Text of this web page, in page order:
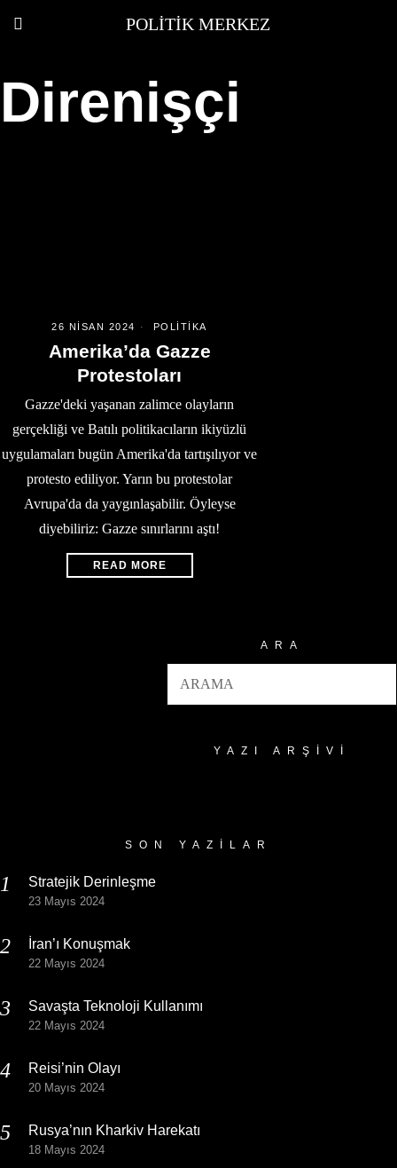
POLITIK MERKEZ
Direnişçi
26 NISAN 2024 POLITIKA
Amerika’da Gazze
Protestoları
Gazze'deki yaşanan zalimce olayların
gerçekliği ve Batılı politikacıların ikiyüzlü
uygulamaları bugün Amerika'da tartışılıyor ve
protesto ediliyor. Yarın bu protestolar
Avrupa'da da yaygınlaşabilir. Öyleyse
diyebiliriz: Gazze sınırlarını aştı!
READ MORE
ARA
YAZI ARŞIVI
SON YAZILAR
Stratejik Derinleşme
23 Mayıs 2024
İran’ı Konuşmak
22 Mayıs 2024
Savaşta Teknoloji Kullanımı
22 Mayıs 2024
Reisi’nin Olayı
20 Mayıs 2024
Rusya’nın Kharkiv Harekatı
18 Mayıs 2024